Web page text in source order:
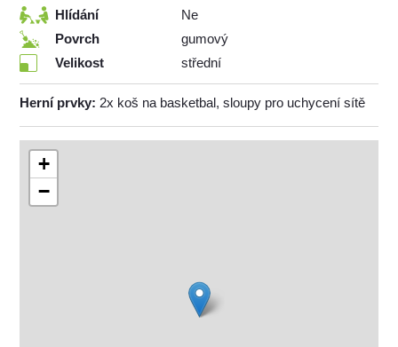
Hlídání
Ne
Povrch
gumový
Velikost
střední
Herní prvky: 2x koš na basketbal, sloupy pro uchycení sítě
+
−